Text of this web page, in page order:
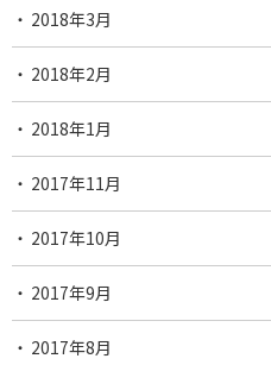
2018年3月
2018年2月
2018年1月
2017年11月
2017年10月
2017年9月
2017年8月